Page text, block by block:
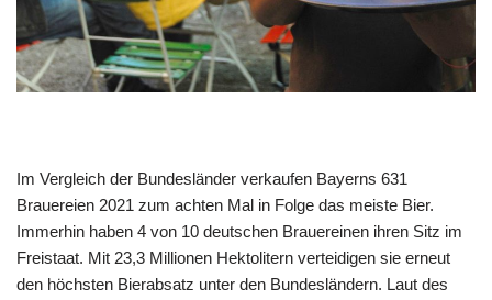
Im Vergleich der Bundesländer verkaufen Bayerns 631
Brauereien 2021 zum achten Mal in Folge das meiste Bier.
Immerhin haben 4 von 10 deutschen Brauereinen ihren Sitz im
Freistaat. Mit 23,3 Millionen Hektolitern verteidigen sie erneut
den höchsten Bierabsatz unter den Bundesländern. Laut des